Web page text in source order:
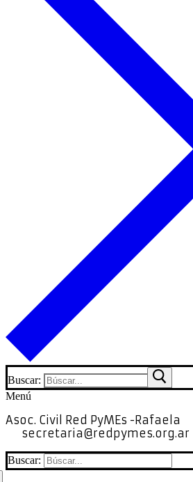
Buscar:
Menú
Asoc. Civil Red PyMEs -Rafaela
secretaria@redpymes.org.ar
Buscar: